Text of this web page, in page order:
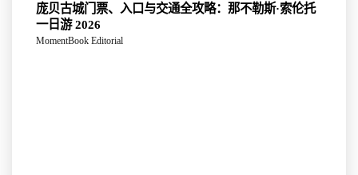
庞贝古城门票、入口与交通全攻略：那不勒斯·索伦托
一日游 2026
MomentBook Editorial